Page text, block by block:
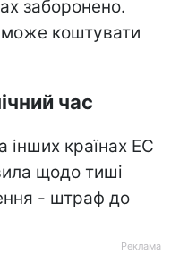
заборонено.
коштувати
час
інших країнах ЕС
щодо тиші
- штраф до